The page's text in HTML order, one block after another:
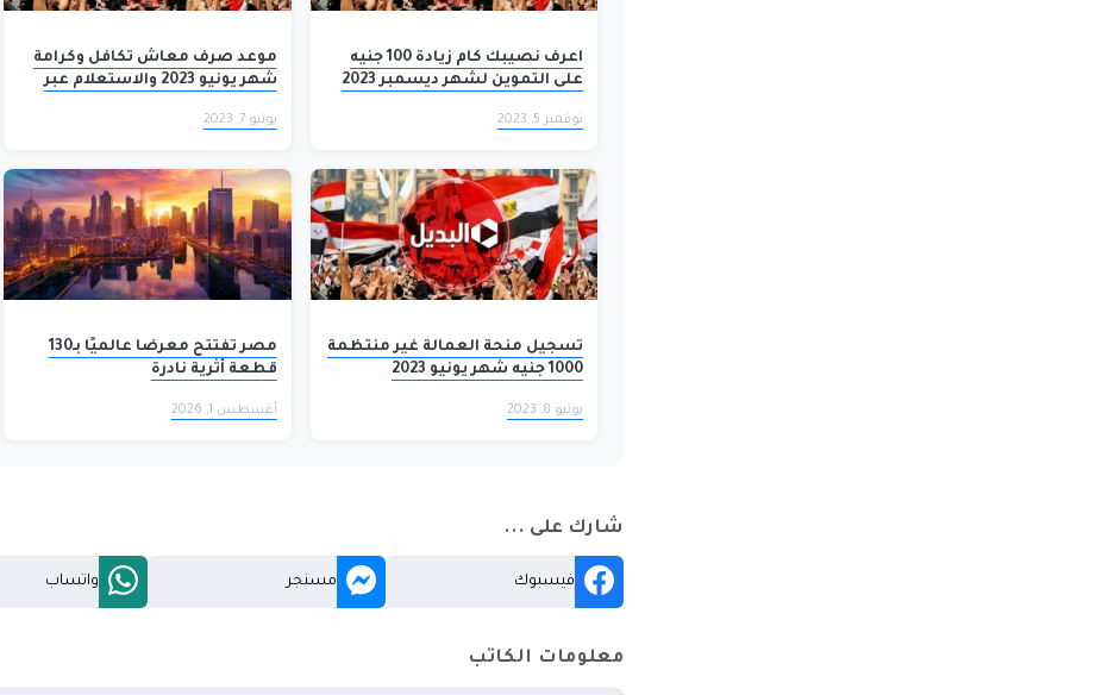
اعرف نصيبك كام زيادة 100 جنيه
على التموين لشهر ديسمبر 2023
نوفمبر 5, 2023
موعد صرف معاش تكافل وكرامة
شهر يونيو 2023 والاستعلام عبر
يونيو 7, 2023
تسجيل منحة العمالة غير منتظمة
1000 جنيه شهر يونيو 2023
يونيو 8, 2023
مصر تفتتح معرضًا عالميًا بـ130
قطعة أثرية نادرة
أغسطس 1, 2026
شارك على ...
فيسبوك مسنجر واتساب
معلومات الكاتب